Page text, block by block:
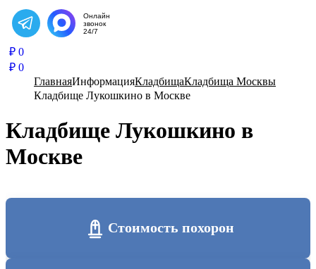
Написать в Telegram
Онлайн
звонок
24/7
₽ 0
₽ 0
ГлавнаяИнформацияКладбищаКладбища Москвы
Кладбище Лукошкино в Москве
Кладбище Лукошкино в
Москве
Стоимость похорон